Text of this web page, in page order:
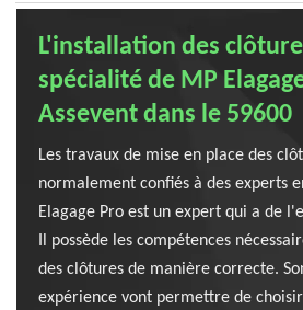
L'installation des
spécialité de MP
Assevent dans le 59600
Les travaux de mise en place des
normalement confiés à des experts
Elagage Pro est un expert qui a de
Il possède les compétences
des clôtures de manière correcte.
expérience vont permettre de